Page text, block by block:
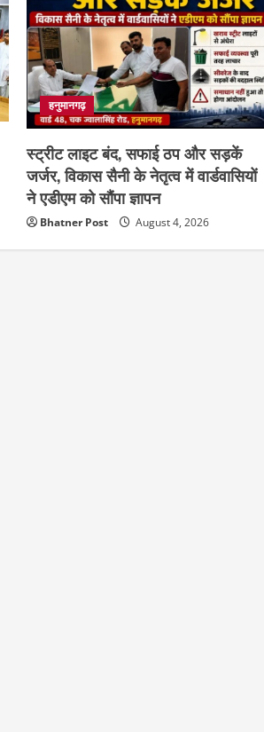
हनुमानगढ़
स्ट्रीट लाइट बंद, सफाई ठप और सड़कें
जर्जर, विकास सैनी के नेतृत्व में वार्डवासियों
ने एडीएम को सौंपा ज्ञापन
Bhatner Post August 4, 2026